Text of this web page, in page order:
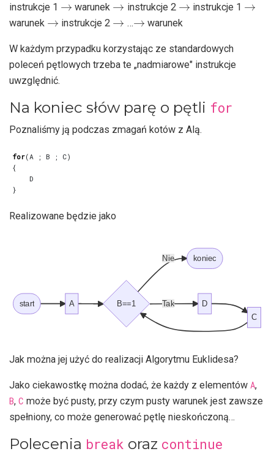
instrukcje 1 warunek instrukcje 2 instrukcje 1
warunek instrukcje 2
→
… warunek
W każdym przypadku korzystając ze standardowych
poleceń pętlowych trzeba te „nadmiarowe" instrukcje
uwzględnić.
Na koniec słów parę o pętli for
Poznaliśmy ją podczas zmagań kotów z Alą.
for( A ; B ; C)
{
D
}
Realizowane będzie jako
Nie
Tak
start A B==1
koniec
D
C
Jak można jej użyć do realizacji Algorytmu Euklidesa?
Jako ciekawostkę można dodać, że każdy z elementów A,
B, C może być pusty, przy czym pusty warunek jest zawsze
spełniony, co może generować pętlę nieskończoną…
Polecenia break oraz continue